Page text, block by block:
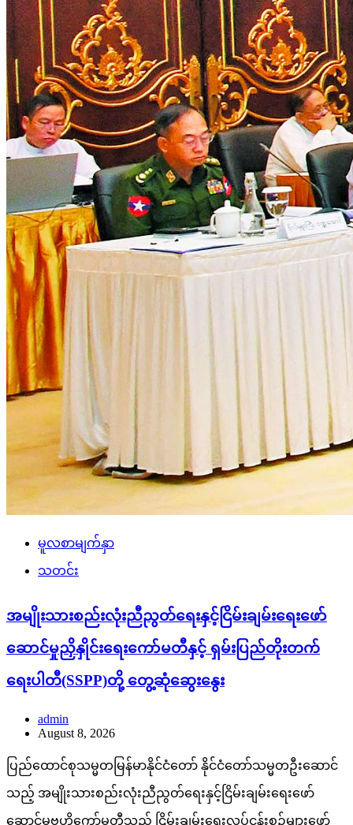
မူလစာမျက်နှာ
သတင်း
အမျိုးသားစည်းလုံးညီညွတ်ရေးနှင့်ငြိမ်းချမ်းရေးဖော်
ဆောင်မှုညှိနှိုင်းရေးကော်မတီနှင့် ရှမ်းပြည်တိုးတက်
ရေးပါတီ(SSPP)တို့ တွေ့ဆုံဆွေးနွေး
admin
August 8, 2026
ပြည်ထောင်စုသမ္မတမြန်မာနိုင်ငံတော် နိုင်ငံတော်သမ္မတဦးဆောင်
သည့် အမျိုးသားစည်းလုံးညီညွတ်ရေးနှင့်ငြိမ်းချမ်းရေးဖော်
ဆောင်မှုဗဟိုကော်မတီသည် ငြိမ်းချမ်းရေးလုပ်ငန်းစဉ်များဖော်